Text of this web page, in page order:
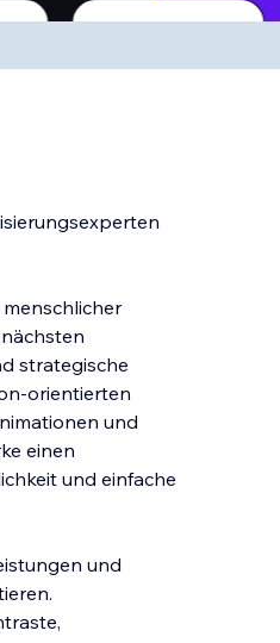
strategische
orientierten
und
einen
und einfache
und